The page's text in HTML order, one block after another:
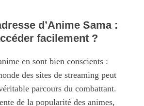
d’Anime Sama :
facilement ?
en sont bien conscients :
des sites de streaming peut
parcours du combattant.
de la popularité des animes,